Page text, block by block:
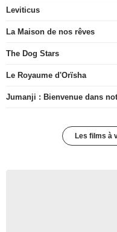
Leviticus
La Maison de nos rêves
The Dog Stars
Le Royaume d'Orïsha
Jumanji : Bienvenue dans
Les films à